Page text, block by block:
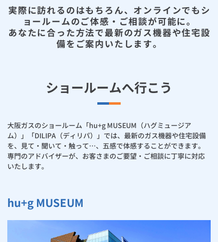
お手続きから使用開始までの流れ
太陽光発電余剰電力買取サービス
まとめプラン紹介
簡単プラン診断
ガス炊飯器
ガスオーブン
食器洗い乾燥機
ガス給湯器
ガス温水浴室暖房乾燥機
「カワック・ミストカワック」
リビング・空調
ガスファンヒーター
取替用ガスコンセント
ガス栓の増設 プラスライン
発電・省エネ
太陽光発電
スマイルーフ
ぴこぴこ・スマぴこ・けむぴこ
エラーコード診断
取扱説明書を探す
らく得リース
らく得保証
機器・修理お申込み
住ミカタ・リフォーム
リノベーション「マイリノ」
住ミカタ・サービス
ホームセキュリティ
便利・おトク
スマイLINK
めちゃとクーポン
プリゼロ
関西おでかけ納税
お問い合わせ
総合TOP 業務用・産業用のお客さま 企業情報
実際に訪れるのはもちろん、オンラインでもシ
ョールームのご体感・ご相談が可能に。
あなたに合った方法で最新のガス機器や住宅設
備をご案内いたします。
ショールームへ行こう
大阪ガスのショールーム「hu+g MUSEUM（ハグミュージア
ム）」「DILIPA（ディリパ）」では、最新のガス機器や住宅設備
を、見て・聞いて・触って…、五感で体感することができます。
専門のアドバイザーが、お客さまのご要望・ご相談に丁寧に対応
いたします。
hu+g MUSEUM